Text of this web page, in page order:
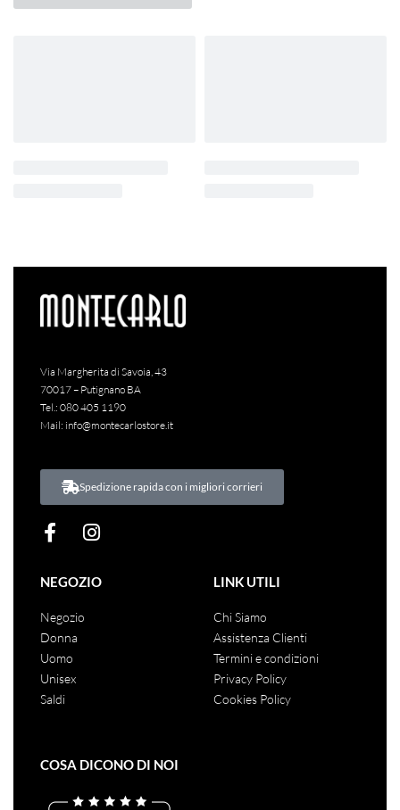
Via Margherita di Savoia, 43
70017 – Putignano BA
Tel.: 080 405 1190
Mail: info@montecarlostore.it
Spedizione rapida con i migliori corrieri
NEGOZIO
Negozio
Donna
Uomo
Unisex
Saldi
LINK UTILI
Chi Siamo
Assistenza Clienti
Termini e condizioni
Privacy Policy
Cookies Policy
COSA DICONO DI NOI